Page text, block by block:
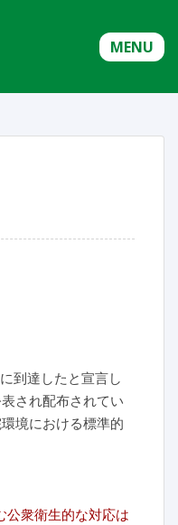
MENU
到達したと宣言し
され配布されてい
境における標準的
公衆衛生的な対応は